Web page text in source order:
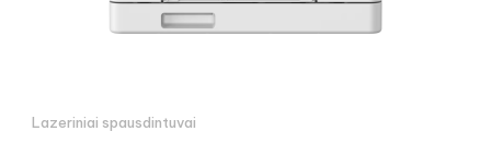
Lazeriniai spausdintuvai